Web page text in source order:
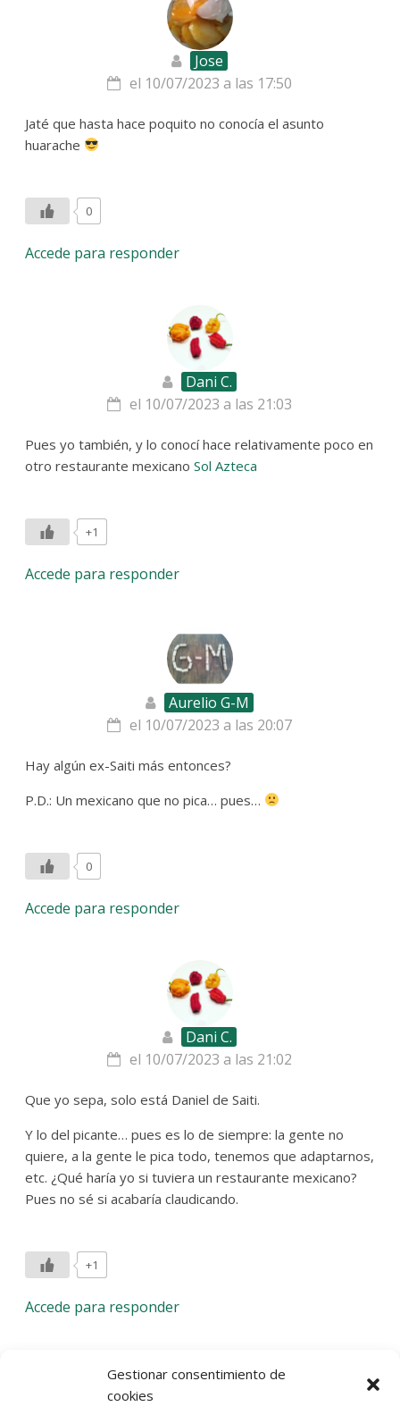
Gestionar consentimiento de
cookies
Jose
el 10/07/2023 a las 17:50
Jaté que hasta hace poquito no conocía el asunto
huarache
0
Accede para responder
Dani C.
el 10/07/2023 a las 21:03
Pues yo también, y lo conocí hace relativamente poco en
otro restaurante mexicanoSol Azteca
+1
Accede para responder
Aurelio G-M
el 10/07/2023 a las 20:07
Hay algún ex-Saiti más entonces?
P.D.: Un mexicano que no pica… pues…
0
Accede para responder
Dani C.
el 10/07/2023 a las 21:02
Que yo sepa, solo está Daniel de Saiti.
Y lo del picante… pues es lo de siempre: la gente no
quiere, a la gente le pica todo, tenemos que adaptarnos,
etc. ¿Qué haría yo si tuviera un restaurante mexicano?
Pues no sé si acabaría claudicando.
+1
Accede para responder
Deja una respuesta